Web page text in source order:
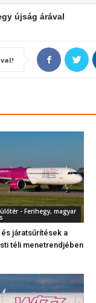
újság árával
- Ferihegy, magyar
és járatsűrítések a
téli menetrendjében